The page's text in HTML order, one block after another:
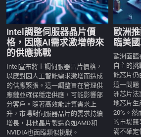
Intel調整伺服器晶片價
格，因應AI需求激增帶來
的供應挑戰
Intel宣布將上調伺服器晶片價格，
以應對因人工智能需求激增而造成
的供應緊張。這一調整旨在管理供
應鏈並確保穩定供應，可能影響部
分客戶。隨著高效能計算需求上
升，市場對伺服器晶片的需求持續
增長，其他晶片製造商如AMD和
NVIDIA也面臨類似挑戰。
歐洲
臨美
歐洲面臨
自主的挑
能芯片仍
這一問題
洲芯片法
地芯片生
20%。然
的市場
滿不確定